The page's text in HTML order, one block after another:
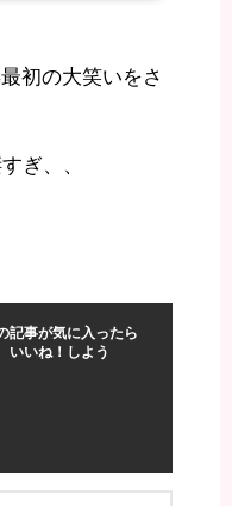
初の大笑いをさ
ぎ、、
記事が気に入ったら
いいね！しよう